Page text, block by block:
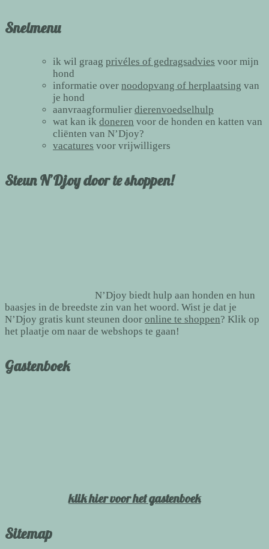
Snelmenu
ik wil graag privéles of gedragsadvies voor mijn
hond
informatie over noodopvang of herplaatsing van
je hond
aanvraagformulier dierenvoedselhulp
wat kan ik doneren voor de honden en katten van
cliënten van N’Djoy?
vacatures voor vrijwilligers
Steun N’Djoy door te shoppen!
N’Djoy biedt hulp aan honden en hun
baasjes in de breedste zin van het woord. Wist je dat je
N’Djoy gratis kunt steunen door online te shoppen? Klik op
het plaatje om naar de webshops te gaan!
Gastenboek
klik hier voor het gastenboek
Sitemap